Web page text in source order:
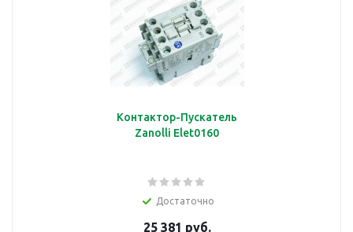
Контактор-Пускатель
Zanolli Elet0160
Достаточно
25 381 руб.